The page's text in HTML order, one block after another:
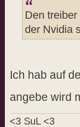
Den
der Nvidia
Ich hab auf
angebe wird
<3 SuL <3